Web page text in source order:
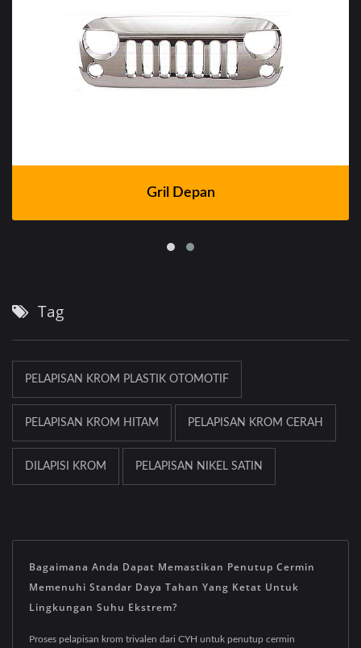
Gril Depan
Tag
PELAPISAN KROM PLASTIK OTOMOTIF
PELAPISAN KROM HITAM PELAPISAN KROM CERAH
DILAPISI KROM PELAPISAN NIKEL SATIN
Bagaimana Anda Dapat Memastikan Penutup Cermin
Memenuhi Standar Daya Tahan Yang Ketat Untuk
Lingkungan Suhu Ekstrem?
Proses pelapisan krom trivalen dari CYH untuk penutup cermin